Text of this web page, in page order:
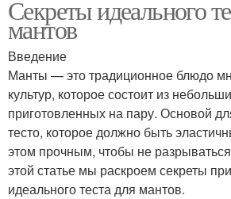
Секреты идеального
мантов
Введение
Манты — это традиционное блюдо
культур, которое состоит из
приготовленных на пару. Основой
тесто, которое должно быть
этом прочным, чтобы не
этой статье мы раскроем секреты
идеального теста для мантов.